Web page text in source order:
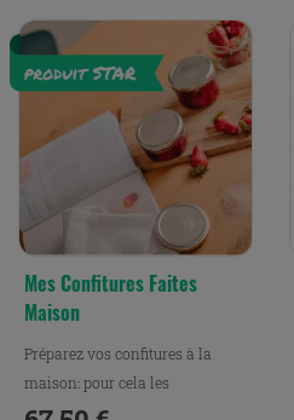
Mes Confitures Faites
Maison
Préparez vos confitures à la
maison: pour cela les
contenants avec leurs...